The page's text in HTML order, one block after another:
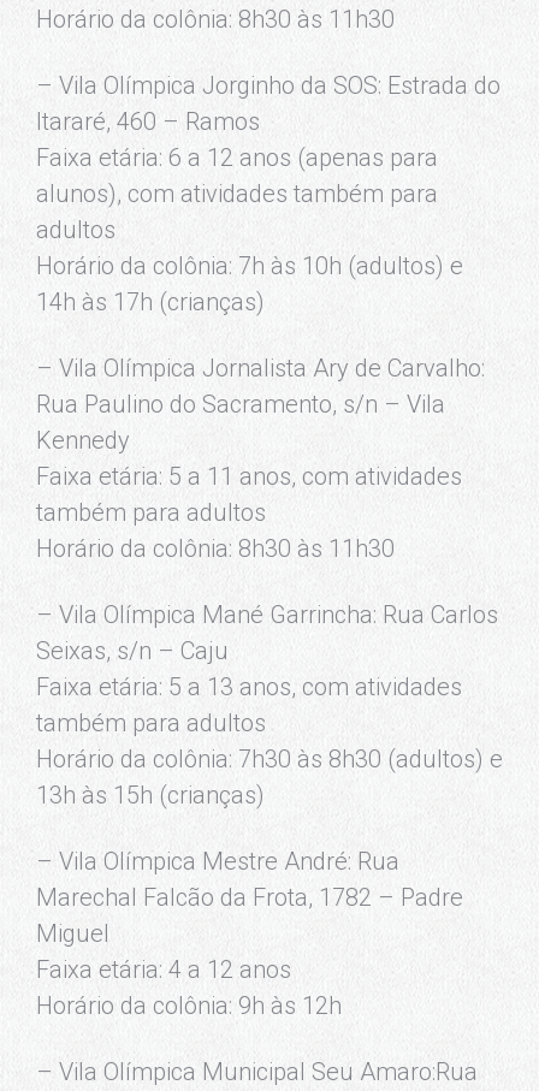
Horário da colônia: 8h30 às 11h30
– Vila Olímpica Jorginho da SOS: Estrada do
Itararé, 460 – Ramos
Faixa etária: 6 a 12 anos (apenas para
alunos), com atividades também para
adultos
Horário da colônia: 7h às 10h (adultos) e
14h às 17h (crianças)
– Vila Olímpica Jornalista Ary de Carvalho:
Rua Paulino do Sacramento, s/n – Vila
Kennedy
Faixa etária: 5 a 11 anos, com atividades
também para adultos
Horário da colônia: 8h30 às 11h30
– Vila Olímpica Mané Garrincha: Rua Carlos
Seixas, s/n – Caju
Faixa etária: 5 a 13 anos, com atividades
também para adultos
Horário da colônia: 7h30 às 8h30 (adultos) e
13h às 15h (crianças)
– Vila Olímpica Mestre André: Rua
Marechal Falcão da Frota, 1782 – Padre
Miguel
Faixa etária: 4 a 12 anos
Horário da colônia: 9h às 12h
– Vila Olímpica Municipal Seu Amaro:Rua